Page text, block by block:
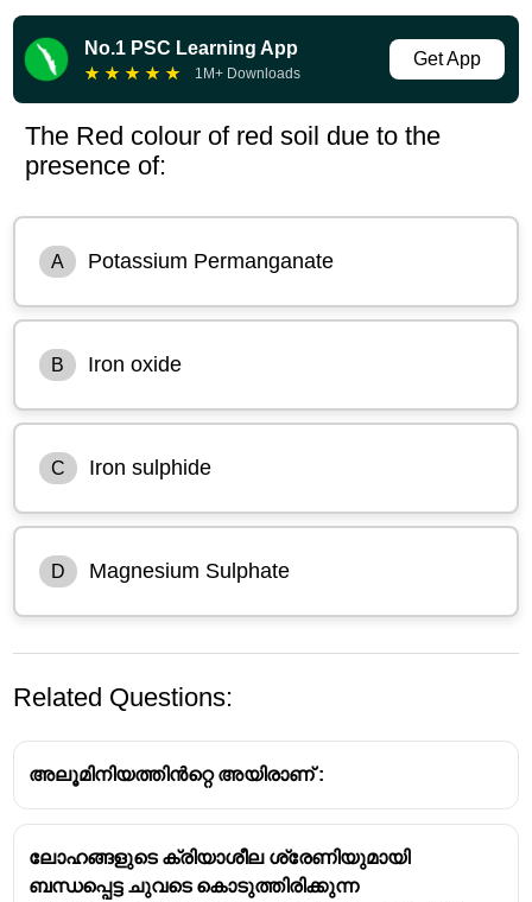
No.1 PSC Learning App
★ ★ ★ ★ ★ 1M+ Downloads
Get App
The Red colour of red soil due to the
presence of:
A Potassium Permanganate
B Iron oxide
C Iron sulphide
D Magnesium Sulphate
Related Questions:
അലൂമിനിയത്തിൻറ്റെ അയിരാണ് :
ലോഹങ്ങളുടെ ക്രിയാശീല ശ്രേണിയുമായി
ബന്ധപ്പെട്ട ചുവടെ കൊടുത്തിരിക്കുന്ന